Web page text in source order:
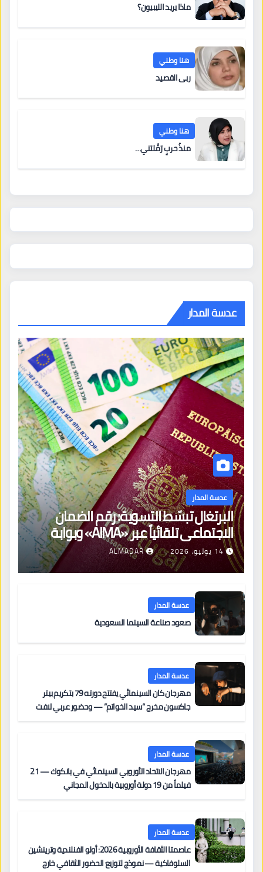
ماذا يريد الليبيون؟
هنا وطني
ربى القصيد
هنا وطني
منذُ حربٍ رَمَّلتني…
عدسة المدار
عدسة المدار
البرتغال تبسّط التسوية: رقم الضمان
الاجتماعي تلقائياً عبر «AIMA» وبوابة
جديدة لتجديد الإقامات
14 يوليو، 2026 ALMADAR
عدسة المدار
صعود صناعة السينما السعودية
عدسة المدار
مهرجان كان السينمائي يفتتح دورته 79 بتكريم بيتر
جاكسون مخرج “سيد الخواتم” — وحضور عربي لافت
عدسة المدار
مهرجان الاتحاد الأوروبي السينمائي في بانكوك — 21
فيلماً من 19 دولة أوروبية بالدخول المجاني
عدسة المدار
عاصمتا الثقافة الأوروبية 2026: أولو الفنلندية وترينشين
السلوفاكية — نموذج لتوزيع الحضور الثقافي خارج